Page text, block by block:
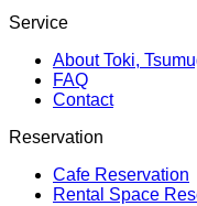
Service
About Toki,
FAQ
Contact
Reservation
Cafe Reservation
Rental Space